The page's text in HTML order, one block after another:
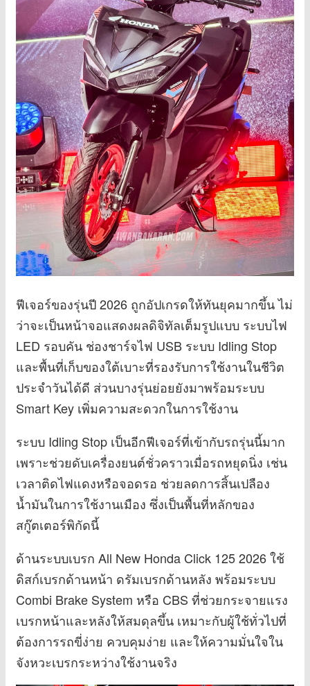
ฟีเจอร์ของรุ่นปี 2026 ถูกอัปเกรดให้ทันยุคมากขึ้น ไม่
ว่าจะเป็นหน้าจอแสดงผลดิจิทัลเต็มรูปแบบ ระบบไฟ
LED รอบคัน ช่องชาร์จไฟ USB ระบบ Idling Stop
และพื้นที่เก็บของใต้เบาะที่รองรับการใช้งานในชีวิต
ประจำวันได้ดี ส่วนบางรุ่นย่อยยังมาพร้อมระบบ
Smart Key เพิ่มความสะดวกในการใช้งาน
ระบบ Idling Stop เป็นอีกฟีเจอร์ที่เข้ากับรถรุ่นนี้มาก
เพราะช่วยดับเครื่องยนต์ชั่วคราวเมื่อรถหยุดนิ่ง เช่น
เวลาติดไฟแดงหรือจอดรอ ช่วยลดการสิ้นเปลือง
น้ำมันในการใช้งานเมือง ซึ่งเป็นพื้นที่หลักของ
สกู๊ตเตอร์พิกัดนี้
ด้านระบบเบรก All New Honda Click 125 2026 ใช้
ดิสก์เบรกด้านหน้า ดรัมเบรกด้านหลัง พร้อมระบบ
Combi Brake System หรือ CBS ที่ช่วยกระจายแรง
เบรกหน้าและหลังให้สมดุลขึ้น เหมาะกับผู้ใช้ทั่วไปที่
ต้องการรถขี่ง่าย ควบคุมง่าย และให้ความมั่นใจใน
จังหวะเบรกระหว่างใช้งานจริง